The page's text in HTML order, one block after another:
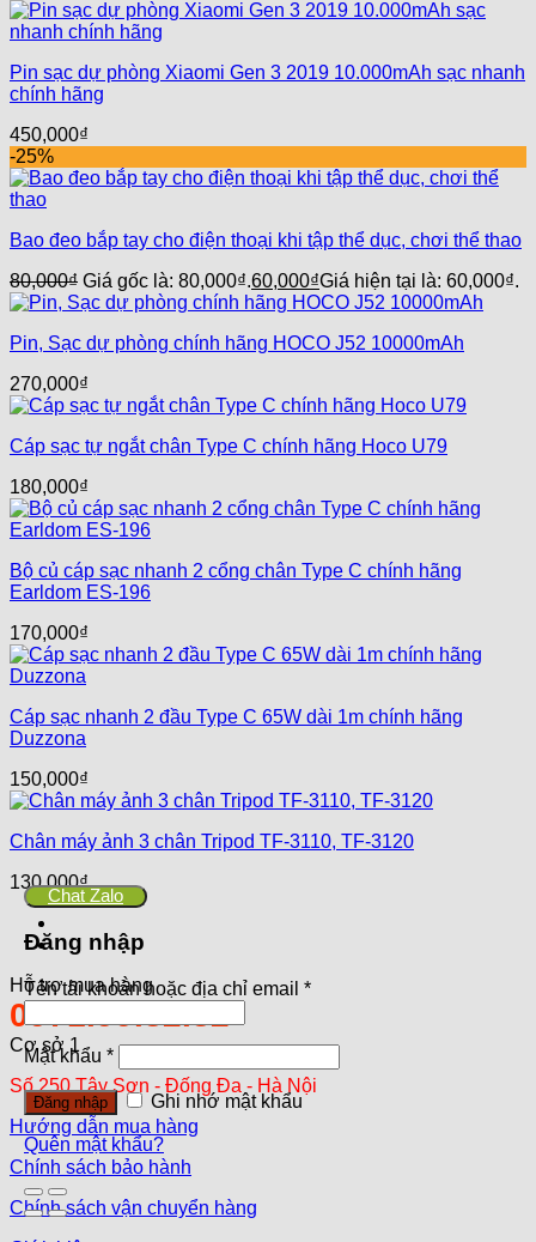
Pin sạc dự phòng Xiaomi Gen 3 2019 10.000mAh sạc nhanh
chính hãng
450,000₫
-25%
Bao đeo bắp tay cho điện thoại khi tập thể dục, chơi thể thao
80,000₫ Giá gốc là: 80,000₫.60,000₫Giá hiện tại là: 60,000₫.
Pin, Sạc dự phòng chính hãng HOCO J52 10000mAh
270,000₫
Cáp sạc tự ngắt chân Type C chính hãng Hoco U79
180,000₫
Bộ củ cáp sạc nhanh 2 cổng chân Type C chính hãng
Earldom ES-196
170,000₫
Cáp sạc nhanh 2 đầu Type C 65W dài 1m chính hãng
Duzzona
150,000₫
Chân máy ảnh 3 chân Tripod TF-3110, TF-3120
130,000₫
Hỗ trợ mua hàng
0971.99.32.32
Cơ sở 1
Số 250 Tây Sơn - Đống Đa - Hà Nội
Hướng dẫn mua hàng
Chính sách bảo hành
Chính sách vận chuyển hàng
Chat Zalo
Đăng nhập
Tên tài khoản hoặc địa chỉ email *
Mật khẩu *
Đăng nhập Ghi nhớ mật khẩu
Quên mật khẩu?